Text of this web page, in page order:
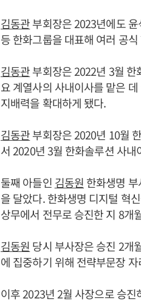
김동관부회장은 2023년에도
등 한화그룹을 대표해 여러 공
김동관부회장은 2022년 3월 한
요 계열사의 사내이사를 맡은
지배력을 확대하게 됐다.
김동관부회장은 2020년 10월
서 2020년 3월 한화솔루션 사
둘째 아들인 김동원 한화생명
을 달았다. 한화생명 디지털 혁
상무에서 전무로 승진한 지 8개
김동원 당시 부사장은 승진 2개
에 집중하기 위해 전략부문장
이후 2023년 2월 사장으로 승